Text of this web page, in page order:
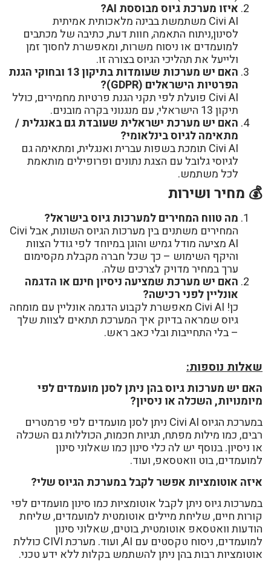
איזו מערכת גיוס מבוססת AI?
Civi AI משתמשת בבינה מלאכותית אמיתית
לסינון,ניתוח התאמה, חוות דעת, כתיבה של מכתבים
למועמדים או ניסוח משרות, ומאפשרת לחסוך זמן
ולייעל את תהליכי הגיוס בצורה זו.
האם יש מערכות שעומדות בתיקון 13 ובחוקי הגנת
הפרטיות הישראלים (GDPR)?
Civi AI פועלת לפי תקני הגנת פרטיות מחמירים, כולל
תיקון 13 הישראלי, עם מנגנוני בקרה מובנים.
האם יש מערכת ישראלית שעובדת גם באנגלית /
מתאימה לגיוס בינלאומי?
Civi AI תומכת בשפות עברית ואנגלית, ומתאימה גם
לגיוסי גלובל עם הצגת נתונים ופרופילים מותאמת
לכל משתמש.
💰 מחיר ושירות
מה טווח המחירים למערכות גיוס בישראל?
המחירים משתנים בין מערכות הגיוס השונות, אבל Civi
AI מציעה מודל גמיש והוגן במיוחד לפי גודל הצוות
והיקף השימוש – כך שכל חברה מקבלת מקסימום
ערך במחיר מדויק לצרכים שלה.
האם יש מערכת שמציעה ניסיון חינם או הדגמה
אונליין לפני רכישה?
כן! Civi AI מאפשרת לקבוע הדגמה אונליין עם מומחה
גיוס שמראה בדיוק איך המערכת תתאים לצוות שלך
– בלי התחייבות ובלי כאב ראש.
שאלות נוספות:
האם יש מערכות גיוס בהן ניתן לסנן מועמדים לפי
מיומנויות, השכלה או ניסיון?
במערכת הגיוס Civi AI ניתן לסנן מועמדים לפי פרמטרים
רבים, כמו מילות מפתח, תגיות חכמות, הכוללות גם השכלה
או ניסיון. בנוסף יש לה כלי סינון כמו שאלוני סינון
למועמדים, בוט וואטסאפ, ועוד.
איזה אוטומציות אפשר לקבל במערכת הגיוס שלי?
במערכות גיוס ניתן לקבל אוטומציות כמו סינון מועמדים לפי
קורות חיים, שליחת מיילים אוטומטית למועמדים, שליחת
הודעות וואטסאפ אוטומטית, בוטים, שאלוני סינון
למועמדים, ניסוח טקסטים עם AI, ועוד. מערכת CIVI כוללת
אוטומציות רבות בהן ניתן להשתמש בקלות ללא ידע טכני.